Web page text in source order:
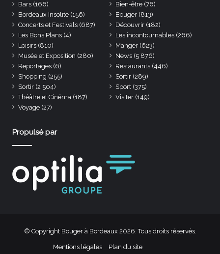
Bars (166) Bien-être (76)
Bordeaux Insolite (156) Bouger (813)
Concerts et Festivals (687) Découvrir (182)
Les Bons Plans (4) Les incontournables (266)
Loisirs (810) Manger (623)
Musée et Exposition (280) News (5 876)
Reportages (6) Restaurants (446)
Shopping (255) Sortir (289)
Sortir (2 504) Sport (375)
Théâtre et Cinéma (187) Visiter (149)
Voyage (27)
Propulsé par
© Copyright Bouger à Bordeaux 2026. Tous droits réservés.
Mentions légales Plan du site